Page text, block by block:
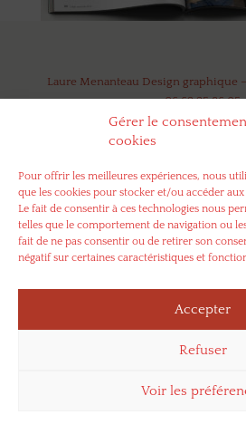
Gérer le
cookies
Pour offrir les meilleures expériences, nous
que les cookies pour stocker et/ou accéder
Le fait de consentir à ces technologies nous
telles que le comportement de navigation ou
fait de ne pas consentir ou de retirer son
négatif sur certaines caractéristiques et
Accepter
Refuser
Voir les
Laure Menanteau Design graphique
06 62 25 86 05